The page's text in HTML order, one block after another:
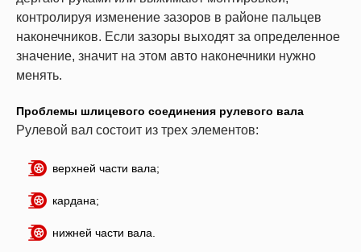
контролируя изменение зазоров в районе пальцев
наконечников. Если зазоры выходят за определенное
значение, значит на этом авто наконечники нужно
менять.
Проблемы шлицевого соединения рулевого вала
Рулевой вал состоит из трех элементов:
верхней части вала;
кардана;
нижней части вала.